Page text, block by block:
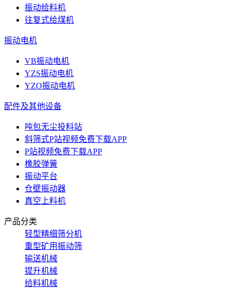
振动给料机
往复式给煤机
振动电机
VB振动电机
YZS振动电机
YZO振动电机
配件及其他设备
吨包无尘投料站
斜筛式P站视频免费下载APP
P站视频免费下载APP
橡胶弹簧
振动平台
仓壁振动器
真空上料机
产品分类
轻型精细筛分机
重型矿用振动筛
输送机械
提升机械
给料机械